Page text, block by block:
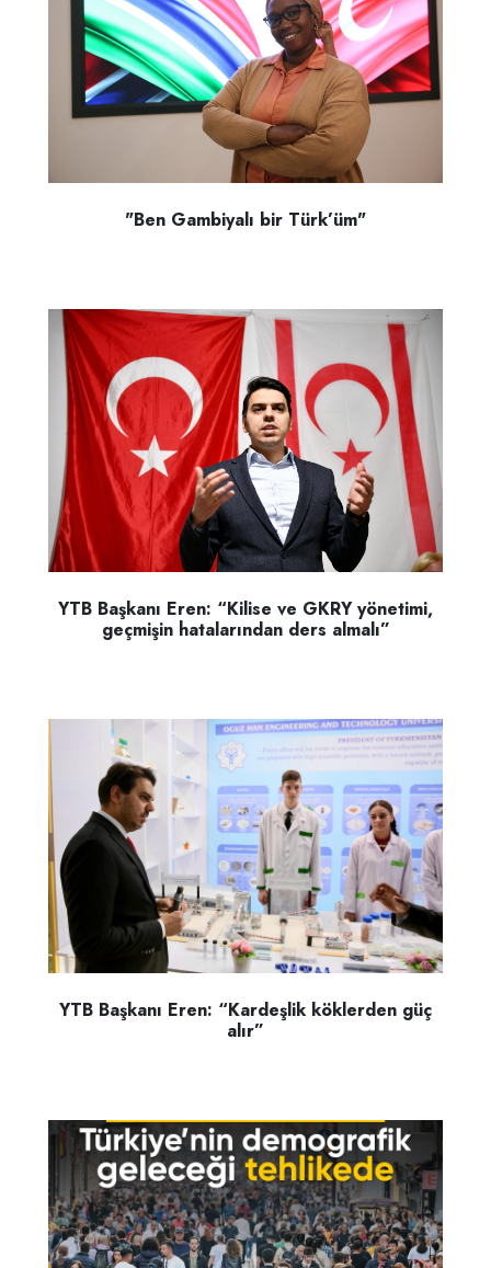
"Ben Gambiyalı bir Türk’üm"
YTB Başkanı Eren: “Kilise ve GKRY yönetimi,
geçmişin hatalarından ders almalı”
YTB Başkanı Eren: “Kardeşlik köklerden güç
alır”